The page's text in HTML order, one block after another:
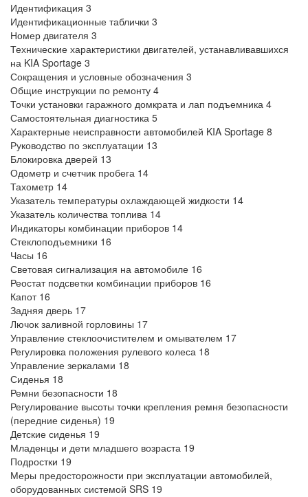
Идентификация 3
Идентификационные таблички 3
Номер двигателя 3
Технические характеристики двигателей, устанавливавшихся
на KIA Sportage 3
Сокращения и условные обозначения 3
Общие инструкции по ремонту 4
Точки установки гаражного домкрата и лап подъемника 4
Самостоятельная диагностика 5
Характерные неисправности автомобилей KIA Sportage 8
Руководство по эксплуатации 13
Блокировка дверей 13
Одометр и счетчик пробега 14
Тахометр 14
Указатель температуры охлаждающей жидкости 14
Указатель количества топлива 14
Индикаторы комбинации приборов 14
Стеклоподъемники 16
Часы 16
Световая сигнализация на автомобиле 16
Реостат подсветки комбинации приборов 16
Капот 16
Задняя дверь 17
Лючок заливной горловины 17
Управление стеклоочистителем и омывателем 17
Регулировка положения рулевого колеса 18
Управление зеркалами 18
Сиденья 18
Ремни безопасности 18
Регулирование высоты точки крепления ремня безопасности
(передние сиденья) 19
Детские сиденья 19
Младенцы и дети младшего возраста 19
Подростки 19
Меры предосторожности при эксплуатации автомобилей,
оборудованных системой SRS 19